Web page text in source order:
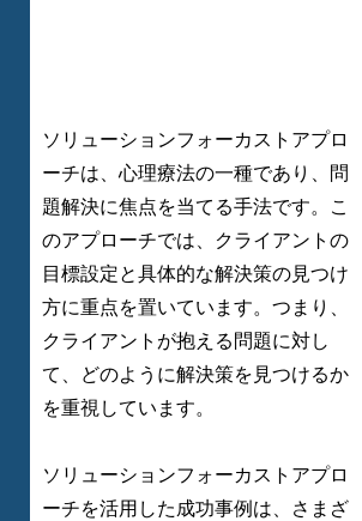
ソリューションフォーカストアプロ
ーチは、心理療法の一種であり、問
題解決に焦点を当てる手法です。こ
のアプローチでは、クライアントの
目標設定と具体的な解決策の見つけ
方に重点を置いています。つまり、
クライアントが抱える問題に対し
て、どのように解決策を見つけるか
を重視しています。
ソリューションフォーカストアプロ
ーチを活用した成功事例は、さまざ